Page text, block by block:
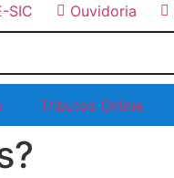
SIC Ouvidoria
Tributos Online